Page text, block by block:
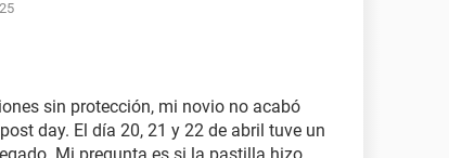
sin protección, mi novio no acabó
day. El día 20, 21 y 22 de abril tuve un